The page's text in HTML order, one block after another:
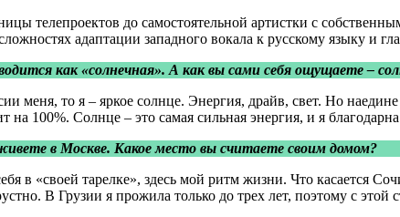
телепроектов до самостоятельной артистки с
адаптации западного вокала к русскому языку и
как «солнечная». А как вы сами себя ощущаете –
меня, то я – яркое солнце. Энергия, драйв, свет. Но
100%. Солнце – это самая сильная энергия, и я
в Москве. Какое место вы считаете своим домом?
в «своей тарелке», здесь мой ритм жизни. Что касается
В Грузии я прожила только до трех лет, поэтому с этой